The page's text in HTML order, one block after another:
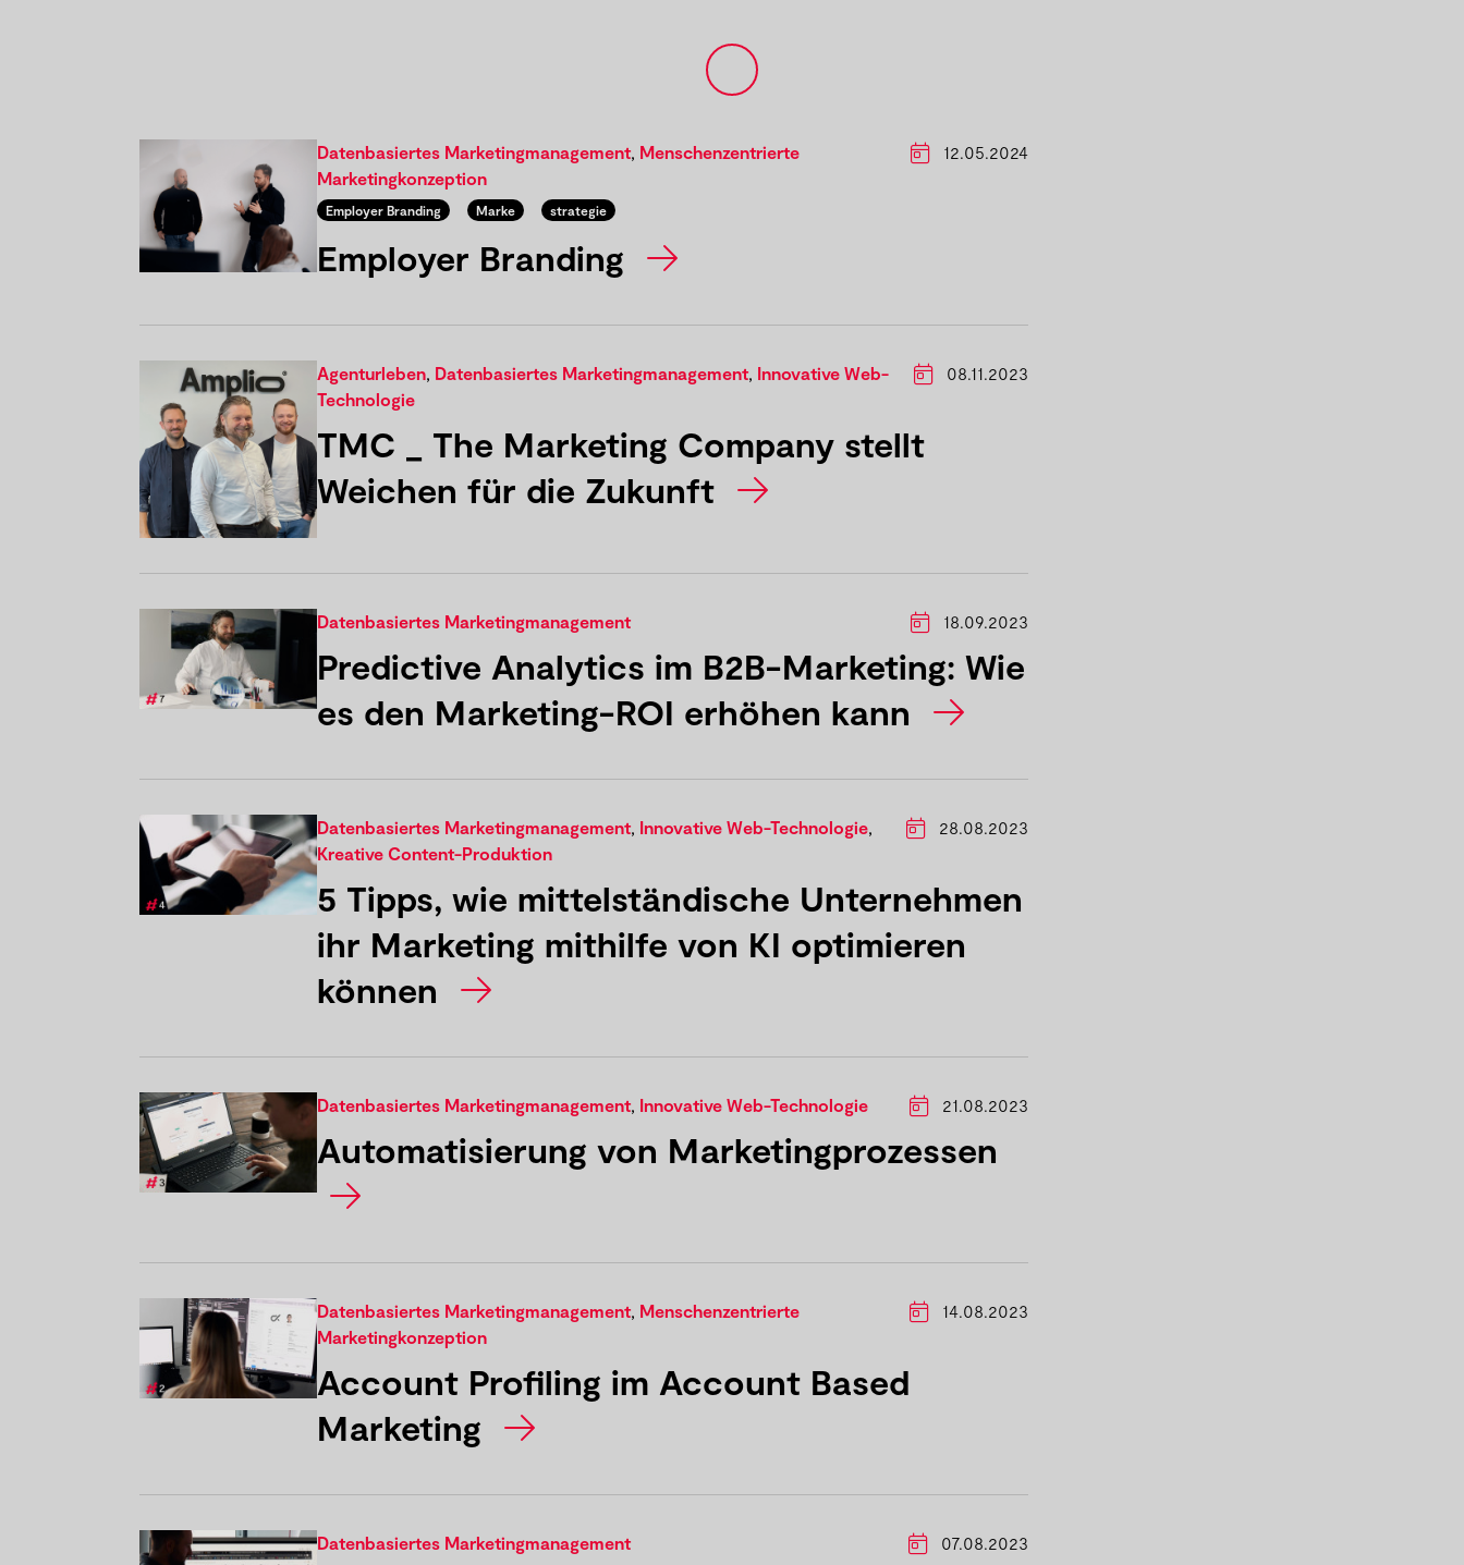
Datenbasiertes Marketingmanagement, Menschenzentrierte
Marketingkonzeption
Employer Branding Marke strategie
12.05.2024
Employer Branding
Agenturleben, Datenbasiertes Marketingmanagement, Innovative Web-
Technologie
08.11.2023
TMC _ The Marketing Company stellt
Weichen für die Zukunft
Datenbasiertes Marketingmanagement 18.09.2023
Predictive Analytics im B2B-Marketing: Wie
es den Marketing-ROI erhöhen kann
Datenbasiertes Marketingmanagement, Innovative Web-Technologie,
Kreative Content-Produktion
28.08.2023
5 Tipps, wie mittelständische Unternehmen
ihr Marketing mithilfe von KI optimieren
können
Datenbasiertes Marketingmanagement, Innovative Web-Technologie 21.08.2023
Automatisierung von Marketingprozessen
Datenbasiertes Marketingmanagement, Menschenzentrierte
Marketingkonzeption
14.08.2023
Account Profiling im Account Based
Marketing
Datenbasiertes Marketingmanagement 07.08.2023